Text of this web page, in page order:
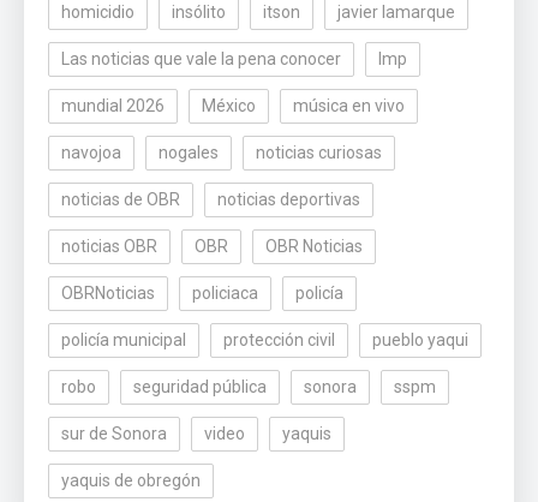
homicidio insólito itson javier lamarque
Las noticias que vale la pena conocer lmp
mundial 2026 México música en vivo
navojoa nogales noticias curiosas
noticias de OBR noticias deportivas
noticias OBR OBR OBR Noticias
OBRNoticias policiaca policía
policía municipal protección civil pueblo yaqui
robo seguridad pública sonora sspm
sur de Sonora video yaquis
yaquis de obregón